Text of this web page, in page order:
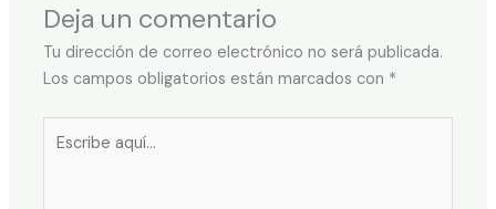
Deja un comentario
Tu dirección de correo electrónico no será publicada.
Los campos obligatorios están marcados con *